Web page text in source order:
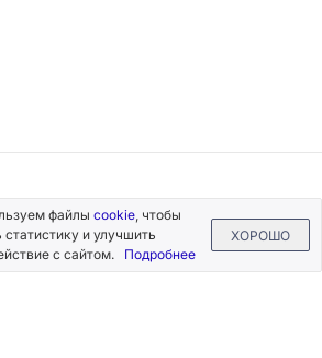
файлы cookie, чтобы
статистику и улучшить
с сайтом. Подробнее
ХОРОШО